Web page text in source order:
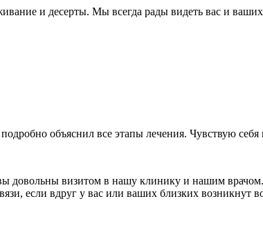
и десерты. Мы всегда рады видеть вас и
объяснил все этапы лечения. Чувствую
довольны визитом в нашу клинику и нашим
если вдруг у вас или ваших близких возникнут